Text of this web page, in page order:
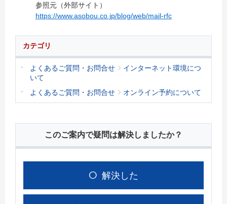
参照元（外部サイト）
https://www.asobou.co.jp/blog/web/mail-rfc
カテゴリ
よくあるご質問・お問合せ
インターネット環境につ
いて
よくあるご質問・お問合せ
オンライン予約について
このご案内で疑問は解決しましたか？
解決した